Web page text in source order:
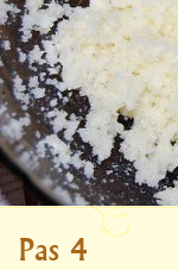
Pas 4